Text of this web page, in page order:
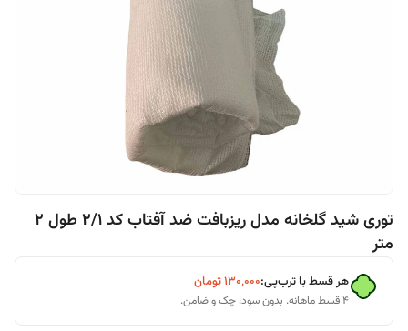
توری شید گلخانه مدل ریزبافت ضد آفتاب کد 2/1 طول 2
متر
هر قسط با ترب‌پی:۱۳۰٬۰۰۰تومان
۴ قسط ماهانه. بدون سود، چک و ضامن.